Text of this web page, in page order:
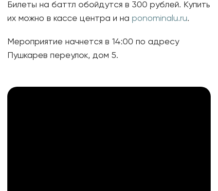
Билеты на баттл обойдутся в 300 рублей. Купить
их можно в кассе центра и на ponominalu.ru.
Мероприятие начнется в 14:00 по адресу
Пушкарев переулок, дом 5.